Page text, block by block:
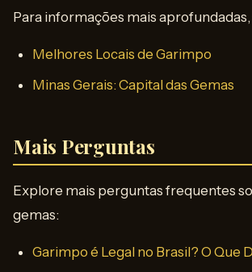
Para informações mais
Melhores Locais de Garimpo
Minas Gerais: Capital das Gemas
Mais Perguntas
Explore mais perguntas frequentes
gemas:
Garimpo é Legal no Brasil? O Que